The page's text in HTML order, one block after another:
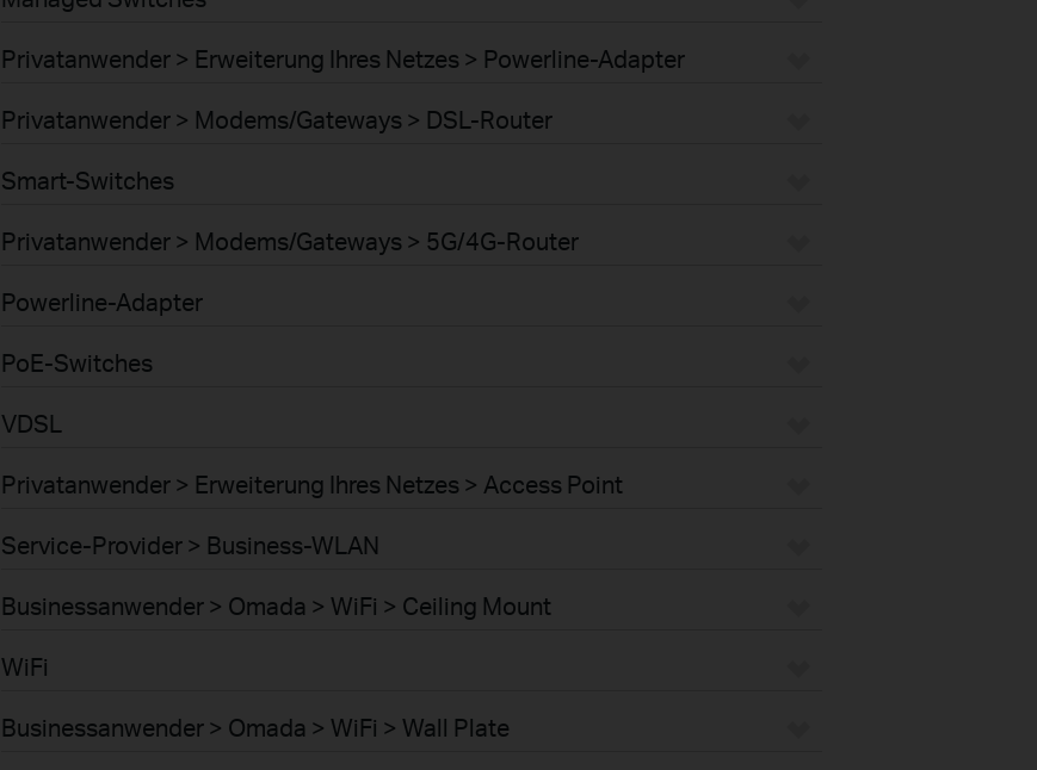
Privatanwender > Erweiterung Ihres Netzes > Powerline-Adapter
Privatanwender > Modems/Gateways > DSL-Router
Smart-Switches
Privatanwender > Modems/Gateways > 5G/4G-Router
Powerline-Adapter
PoE-Switches
VDSL
Privatanwender > Erweiterung Ihres Netzes > Access Point
Service-Provider > Business-WLAN
Businessanwender > Omada > WiFi > Ceiling Mount
WiFi
Businessanwender > Omada > WiFi > Wall Plate